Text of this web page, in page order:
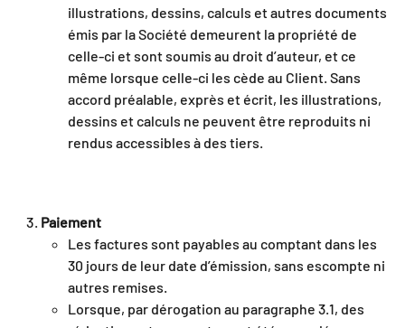
illustrations, dessins, calculs et autres documents
émis par la Société demeurent la propriété de
celle-ci et sont soumis au droit d’auteur, et ce
même lorsque celle-ci les cède au Client. Sans
accord préalable, exprès et écrit, les illustrations,
dessins et calculs ne peuvent être reproduits ni
rendus accessibles à des tiers.
Paiement
Les factures sont payables au comptant dans les
30 jours de leur date d’émission, sans escompte ni
autres remises.
Lorsque, par dérogation au paragraphe 3.1, des